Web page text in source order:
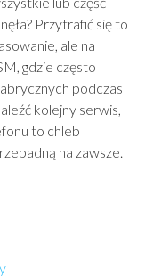
Przytrafić się to
ale na
gdzie często
podczas
kolejny serwis,
to chleb
na zawsze.